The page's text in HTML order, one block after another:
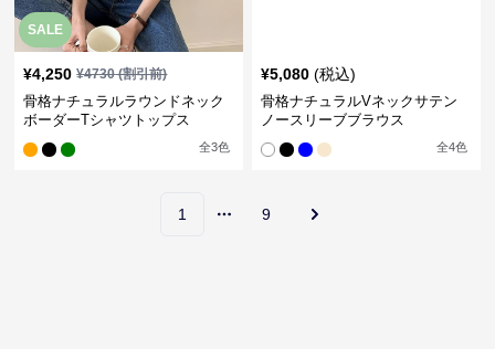
SALE
¥4,250 ¥4730(割引前)
骨格ナチュラルラウンドネック
ボーダーTシャツトップス
全3色
¥5,080 (税込)
骨格ナチュラルVネックサテン
ノースリーブブラウス
全4色
1
More pages
9